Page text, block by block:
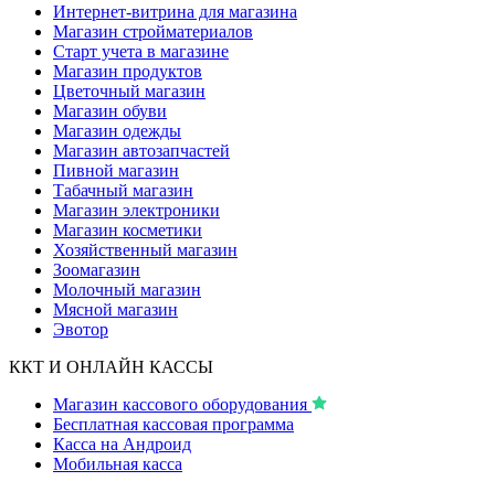
Интернет-витрина для магазина
Магазин стройматериалов
Старт учета в магазине
Магазин продуктов
Цветочный магазин
Магазин обуви
Магазин одежды
Магазин автозапчастей
Пивной магазин
Табачный магазин
Магазин электроники
Магазин косметики
Хозяйственный магазин
Зоомагазин
Молочный магазин
Мясной магазин
Эвотор
ККТ И ОНЛАЙН КАССЫ
Магазин кассового оборудования
Бесплатная кассовая программа
Касса на Андроид
Мобильная касса